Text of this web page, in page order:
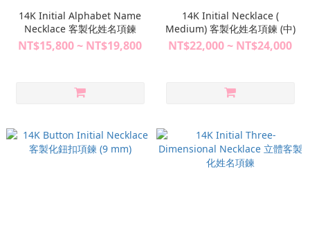
14K Initial Alphabet Name
Necklace 客製化姓名項鍊
NT$15,800 ~ NT$19,800
14K Initial Necklace (
Medium) 客製化姓名項鍊 (中)
NT$22,000 ~ NT$24,000